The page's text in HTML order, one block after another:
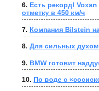
6. Есть рекорд!
отметку в 450 км/ч
7. Компания Bilstein
8. Для сильных
9. BMW готовит
10. По воде с